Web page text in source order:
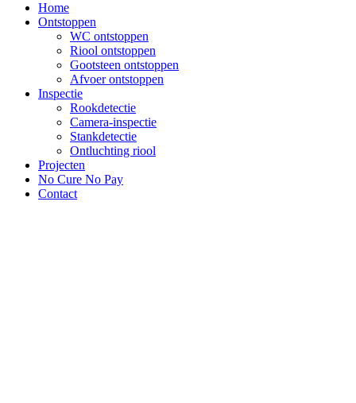
Home
Ontstoppen
WC ontstoppen
Riool ontstoppen
Gootsteen ontstoppen
Afvoer ontstoppen
Inspectie
Rookdetectie
Camera-inspectie
Stankdetectie
Ontluchting riool
Projecten
No Cure No Pay
Contact